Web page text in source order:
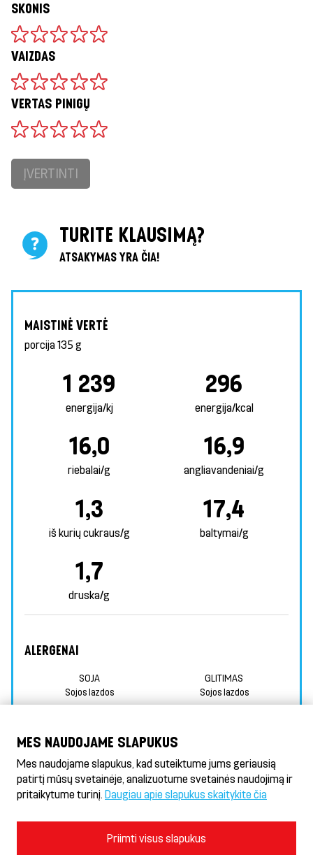
SKONIS
VAIZDAS
VERTAS PINIGŲ
ĮVERTINTI
TURITE KLAUSIMĄ?
ATSAKYMAS YRA ČIA!
MAISTINĖ VERTĖ
porcija135 g
1 239
energija/kj
296
energija/kcal
16,0
riebalai/g
16,9
angliavandeniai/g
1,3
iš kurių cukraus/g
17,4
baltymai/g
1,7
druska/g
ALERGENAI
SOJA
Sojos lazdos
GLITIMAS
Sojos lazdos
PAPILDOMA INFORMACIJA APIE ALERGENUS
Naudojimosi sąlygos ir privatumo politika
MES NAUDOJAME SLAPUKUS
Mes naudojame slapukus, kad suteiktume jums geriausią
patirtį mūsų svetainėje, analizuotume svetainės naudojimą ir
pritaikytume turinį. Daugiau apie slapukus skaitykite čia
Priimti visus slapukus